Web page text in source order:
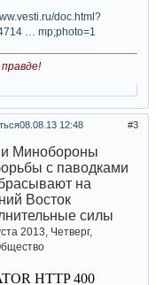
doc.html?
… mp;photo=1
правде!
3
08.08.13 12:48
Минобороны
с паводками
на
Восток
силы
2013, Четверг,